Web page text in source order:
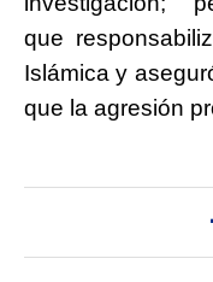
que
Islámica y
que la agresión